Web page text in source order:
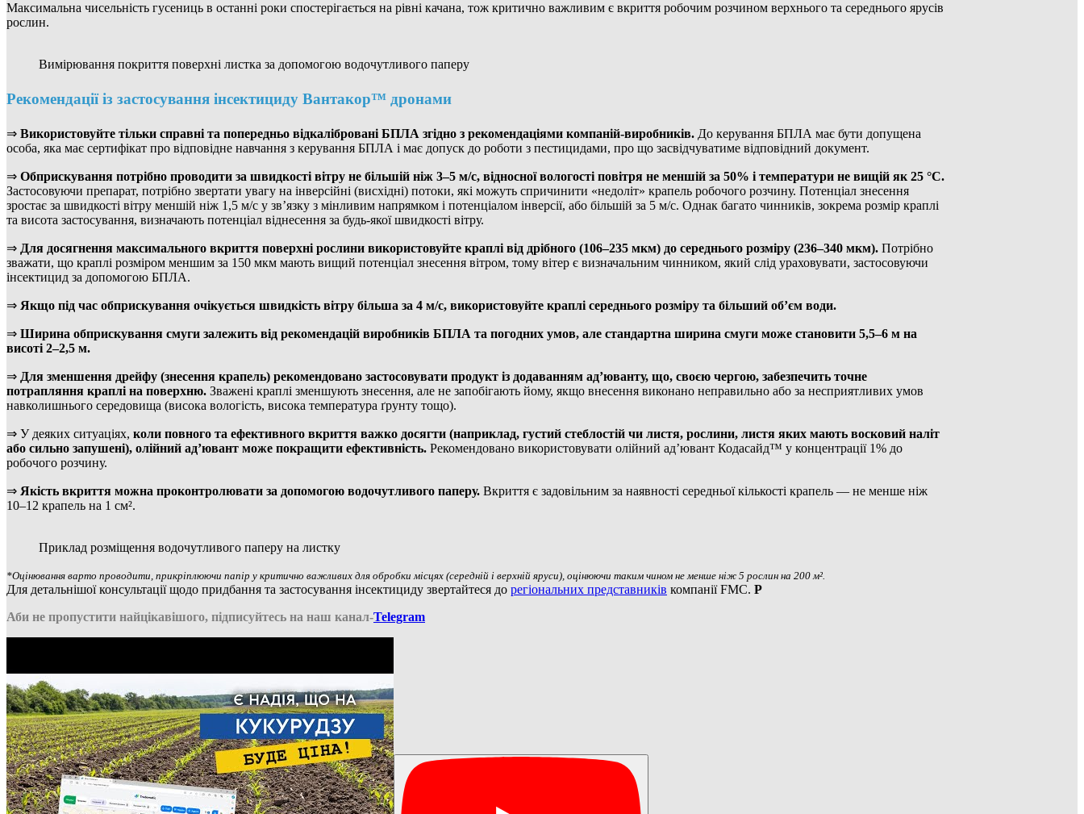
Максимальна чисельність гусениць в останні роки спостерігається на рівні качана, тож критично важливим є вкриття робочим розчином верхнього та середнього ярусів
рослин.
Вимірювання покриття поверхні листка за допомогою водочутливого паперу
Рекомендації із застосування інсектициду Вантакор™ дронами
⇒ Використовуйте тільки справні та попередньо відкалібровані БПЛА згідно з рекомендаціями компаній-виробників. До керування БПЛА має бути допущена
особа, яка має сертифікат про відповідне навчання з керування БПЛА і має допуск до роботи з пестицидами, про що засвідчуватиме відповідний документ.
⇒ Обприскування потрібно проводити за швидкості вітру не більшій ніж 3–5 м/с, відносної вологості повітря не меншій за 50% і температури не вищій як 25 °С.
Застосовуючи препарат, потрібно звертати увагу на інверсійні (висхідні) потоки, які можуть спричинити «недоліт» крапель робочого розчину. Потенціал знесення
зростає за швидкості вітру меншій ніж 1,5 м/с у зв’язку з мінливим напрямком і потенціалом інверсії, або більшій за 5 м/с. Однак багато чинників, зокрема розмір краплі
та висота застосування, визначають потенціал віднесення за будь-якої швидкості вітру.
⇒ Для досягнення максимального вкриття поверхні рослини використовуйте краплі від дрібного (106–235 мкм) до середнього розміру (236–340 мкм). Потрібно
зважати, що краплі розміром меншим за 150 мкм мають вищий потенціал знесення вітром, тому вітер є визначальним чинником, який слід ураховувати, застосовуючи
інсектицид за допомогою БПЛА.
⇒ Якщо під час обприскування очікується швидкість вітру більша за 4 м/с, використовуйте краплі середнього розміру та більший об’єм води.
⇒ Ширина обприскування смуги залежить від рекомендацій виробників БПЛА та погодних умов, але стандартна ширина смуги може становити 5,5–6 м на
висоті 2–2,5 м.
⇒ Для зменшення дрейфу (знесення крапель) рекомендовано застосовувати продукт із додаванням ад’юванту, що, своєю чергою, забезпечить точне
потрапляння краплі на поверхню. Зважені краплі зменшують знесення, але не запобігають йому, якщо внесення виконано неправильно або за несприятливих умов
навколишнього середовища (висока вологість, висока температура ґрунту тощо).
⇒ У деяких ситуаціях, коли повного та ефективного вкриття важко досягти (наприклад, густий стеблостій чи листя, рослини, листя яких мають восковий наліт
або сильно запушені), олійний ад’ювант може покращити ефективність. Рекомендовано використовувати олійний ад’ювант Кодасайд™ у концентрації 1% до
робочого розчину.
⇒ Якість вкриття можна проконтролювати за допомогою водочутливого паперу. Вкриття є задовільним за наявності середньої кількості крапель — не менше ніж
10–12 крапель на 1 см².
Приклад розміщення водочутливого паперу на листку
*Оцінювання варто проводити, прикріплюючи папір у критично важливих для обробки місцях (середній і верхній яруси), оцінюючи таким чином не менше ніж 5 рослин на 200 м².
Для детальнішої консультації щодо придбання та застосування інсектициду звертайтеся до регіональних представників компанії FMC. Р
Аби не пропустити найцікавішого, підписуйтесь на наш канал-Telegram